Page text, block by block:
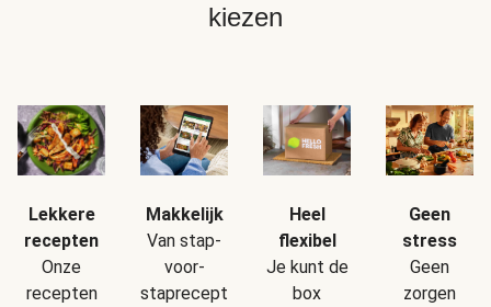
kiezen
Lekkere
recepten
Onze
recepten
Makkelijk
Van stap-
voor-
staprecepten
Heel
flexibel
Je kunt de
box
Geen
stress
Geen
zorgen